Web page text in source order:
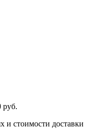
руб.
и стоимости доставки